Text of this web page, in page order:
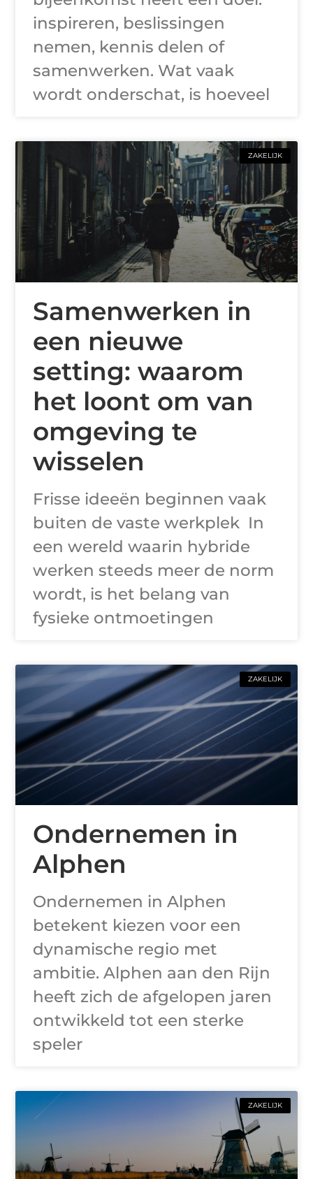
inspireren, beslissingen
nemen, kennis delen of
samenwerken. Wat vaak
wordt onderschat, is hoeveel
ZAKELIJK
Samenwerken in
een nieuwe
setting: waarom
het loont om van
omgeving te
wisselen
Frisse ideeën beginnen vaak
buiten de vaste werkplek In
een wereld waarin hybride
werken steeds meer de norm
wordt, is het belang van
fysieke ontmoetingen
ZAKELIJK
Ondernemen in
Alphen
Ondernemen in Alphen
betekent kiezen voor een
dynamische regio met
ambitie. Alphen aan den Rijn
heeft zich de afgelopen jaren
ontwikkeld tot een sterke
speler
ZAKELIJK